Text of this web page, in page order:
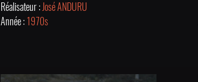
Réalisateur :José ANDURU
Année :1970s